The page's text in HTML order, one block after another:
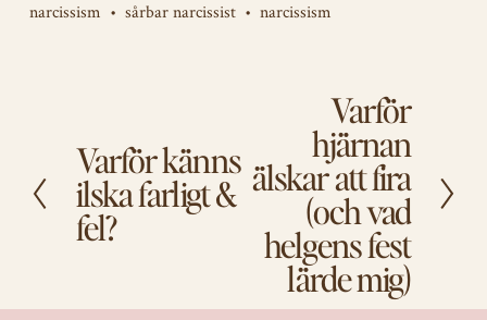
narcissism
sårbar narcissist narcissism
F
ö
r
e
e
Varför känns
ilska farligt &
fel?
Varför
hjärnan
älskar att fira
(och vad
helgens fest
lärde mig)